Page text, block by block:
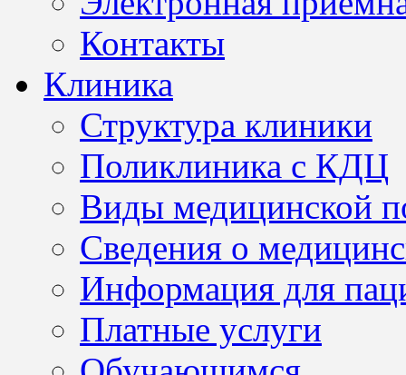
Контакты
Клиника
Структура клиники
Поликлиника с КДЦ
Виды медицинской
Сведения о
Информация для
Платные услуги